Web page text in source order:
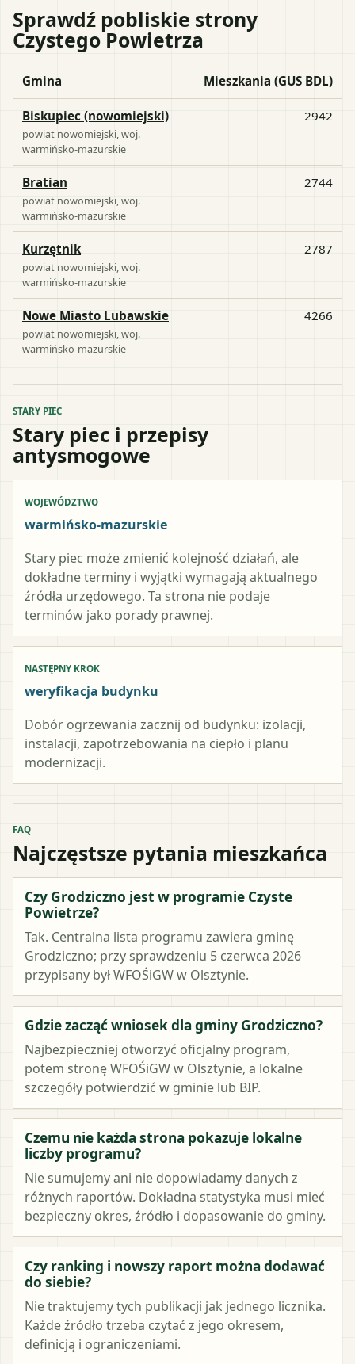
Sprawdź pobliskie strony
Czystego Powietrza
Gmina Mieszkania (GUS BDL)
Biskupiec (nowomiejski)
powiat nowomiejski , woj.
warmińsko-mazurskie
2942
Bratian
powiat nowomiejski , woj.
warmińsko-mazurskie
2744
Kurzętnik
powiat nowomiejski , woj.
warmińsko-mazurskie
2787
Nowe Miasto Lubawskie
powiat nowomiejski , woj.
warmińsko-mazurskie
4266
STARY PIEC
Stary piec i przepisy
antysmogowe
WOJEWÓDZTWO
warmińsko-mazurskie
Stary piec może zmienić kolejność działań, ale
dokładne terminy i wyjątki wymagają aktualnego
źródła urzędowego. Ta strona nie podaje
terminów jako porady prawnej.
NASTĘPNY KROK
weryfikacja budynku
Dobór ogrzewania zacznij od budynku: izolacji,
instalacji, zapotrzebowania na ciepło i planu
modernizacji.
FAQ
Najczęstsze pytania mieszkańca
Czy Grodziczno jest w programie Czyste
Powietrze?
Tak. Centralna lista programu zawiera gminę
Grodziczno; przy sprawdzeniu 5 czerwca 2026
przypisany był WFOŚiGW w Olsztynie.
Gdzie zacząć wniosek dla gminy Grodziczno?
Najbezpieczniej otworzyć oficjalny program,
potem stronę WFOŚiGW w Olsztynie, a lokalne
szczegóły potwierdzić w gminie lub BIP.
Czemu nie każda strona pokazuje lokalne
liczby programu?
Nie sumujemy ani nie dopowiadamy danych z
różnych raportów. Dokładna statystyka musi mieć
bezpieczny okres, źródło i dopasowanie do gminy.
Czy ranking i nowszy raport można dodawać
do siebie?
Nie traktujemy tych publikacji jak jednego licznika.
Każde źródło trzeba czytać z jego okresem,
definicją i ograniczeniami.